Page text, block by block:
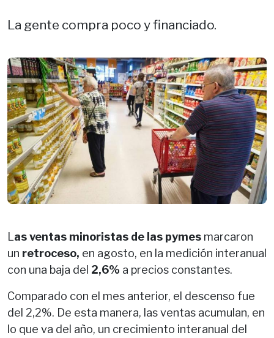
La gente compra poco y financiado.
Las ventas minoristas de las pymes marcaron
un retroceso, en agosto, en la medición interanual
con una baja del 2,6% a precios constantes.
Comparado con el mes anterior, el descenso fue
del 2,2%. De esta manera, las ventas acumulan, en
lo que va del año, un crecimiento interanual del